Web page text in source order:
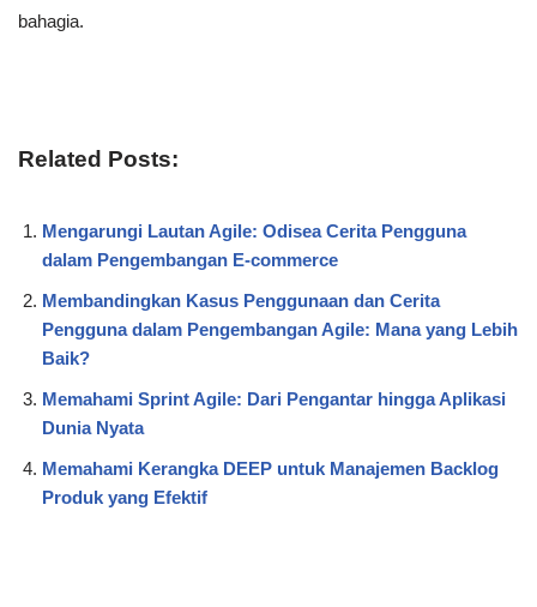
bahagia.
Related Posts:
Mengarungi Lautan Agile: Odisea Cerita Pengguna
dalam Pengembangan E-commerce
Membandingkan Kasus Penggunaan dan Cerita
Pengguna dalam Pengembangan Agile: Mana yang Lebih
Baik?
Memahami Sprint Agile: Dari Pengantar hingga Aplikasi
Dunia Nyata
Memahami Kerangka DEEP untuk Manajemen Backlog
Produk yang Efektif